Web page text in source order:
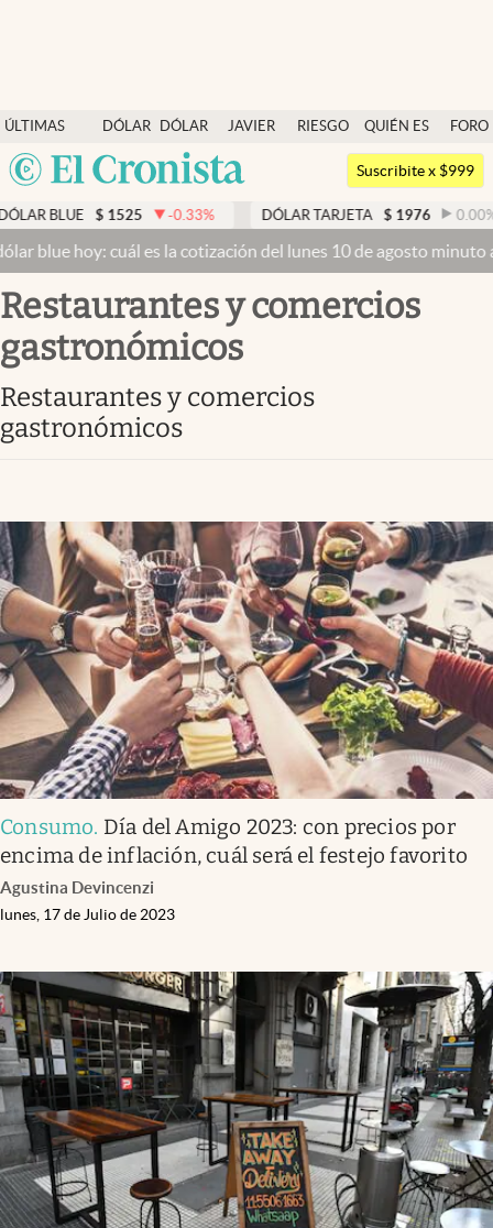
ÚLTIMAS
NOTICIAS
DÓLAR
DÓLAR
BLUE
JAVIER
RIESGO
QUIÉN ES
QUIÉN
FORO
Argentina
México
Colombia
Dólar
Members
Economía y Política
Finanzas y Mercados
Mercados Online
Negocios
Otras secciones
Clase
Clima
Mundial 2026
Eventos Corporativos
El Cronista Studio
Mediakit
abre en nueva pestaña
Argentina
Suscribite x $999
BLUE $ 1525 -0.33% DÓLAR TARJETA $ 1976 0.00%
hoy: cuál es la cotización del lunes 10 de agosto minuto a
restaurantes y comercios
gastronómicos
restaurantes y comercios
gastronómicos
Consumo. Día del Amigo 2023: con precios por
encima de inflación, cuál será el festejo favorito
Agustina Devincenzi
lunes, 17 de Julio de 2023